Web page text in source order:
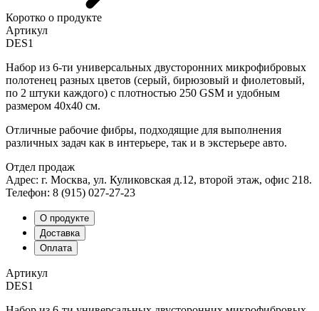
Коротко о продукте
Артикул
DES1
Набор из 6-ти универсальных двусторонних микрофибровых
полотенец разных цветов (серый, бирюзовый и фиолетовый,
по 2 штуки каждого) с плотностью 250 GSM и удобным
размером 40х40 см.
Отличные рабочие фибры, подходящие для выполнения
различных задач как в интерьере, так и в экстерьере авто.
Отдел продаж
Адрес: г. Москва, ул. Куликовская д.12, второй этаж, офис 218.
Телефон: 8 (915) 027-27-23
О продукте
Доставка
Оплата
Артикул
DES1